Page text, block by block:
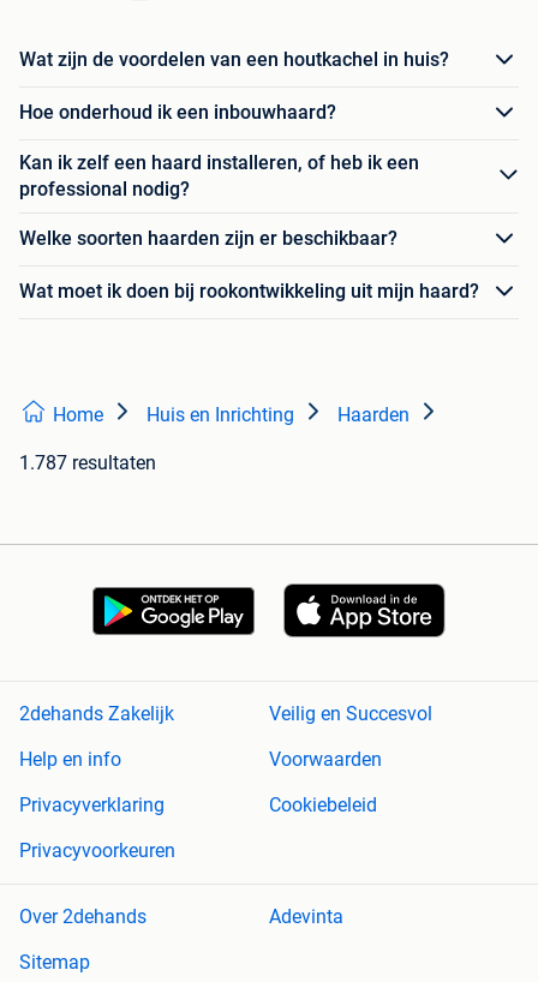
Wat zijn de voordelen van een houtkachel in huis?
Hoe onderhoud ik een inbouwhaard?
Kan ik zelf een haard installeren, of heb ik een
professional nodig?
Welke soorten haarden zijn er beschikbaar?
Wat moet ik doen bij rookontwikkeling uit mijn haard?
Home Huis en Inrichting Haarden
1.787 resultaten
2dehands Zakelijk
Veilig en Succesvol
Help en info
Voorwaarden
Privacyverklaring
Cookiebeleid
Privacyvoorkeuren
Over 2dehands
Adevinta
Sitemap